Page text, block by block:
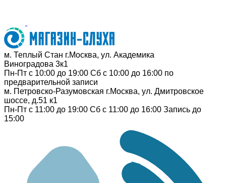
м. Теплый Стан г.Москва, ул. Академика
Виноградова 3к1
Пн-Пт с 10:00 до 19:00 Сб с 10:00 до 16:00 по
предварительной записи
м. Петровско-Разумовская г.Москва, ул. Дмитровское
шоссе, д.51 к1
Пн-Пт с 11:00 до 19:00 Сб с 11:00 до 16:00 Запись до
15:00